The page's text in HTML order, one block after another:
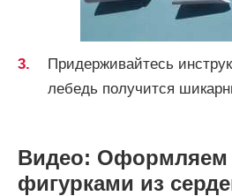
Придерживайтесь
лебедь получится
Видео: Оформляем
фигурками из